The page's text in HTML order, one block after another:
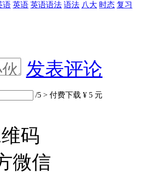
语 英语 英语语法 语法 八大 时态 复习
发表评论
/5 > 付费下载 ¥ 5 元
码
微信